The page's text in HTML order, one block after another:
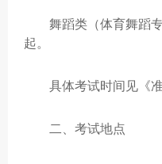
舞蹈类（体育舞蹈专
起。
具体考试时间见《准
二、考试地点